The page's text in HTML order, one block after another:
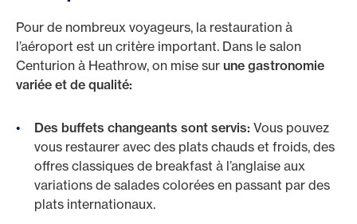
Pour de nombreux voyageurs, la restauration à
l’aéroport est un critère important. Dans le salon
Centurion à Heathrow, on mise sur une gastronomie
variée et de qualité:
Des buffets changeants sont servis: Vous pouvez
vous restaurer avec des plats chauds et froids, des
offres classiques de breakfast à l’anglaise aux
variations de salades colorées en passant par des
plats internationaux.